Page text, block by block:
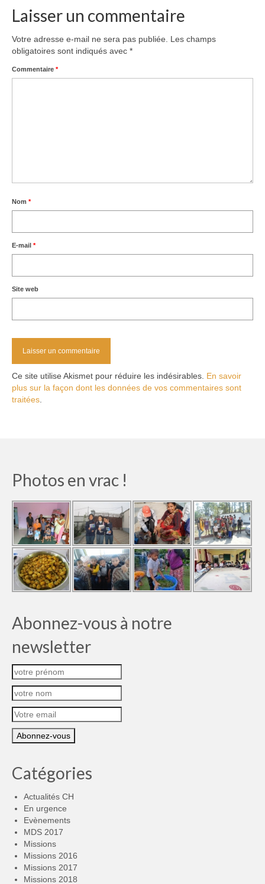
Laisser un commentaire
Votre adresse e-mail ne sera pas publiée.
Les champs
obligatoires sont indiqués avec *
Commentaire *
Nom *
E-mail *
Site web
Ce site utilise Akismet pour réduire les indésirables. En savoir
plus sur la façon dont les données de vos commentaires sont
traitées
Photos en vrac !
Abonnez-vous à notre
newsletter
Catégories
Actualités CH
En urgence
Evènements
MDS 2017
Missions
Missions 2016
Missions 2017
Missions 2018